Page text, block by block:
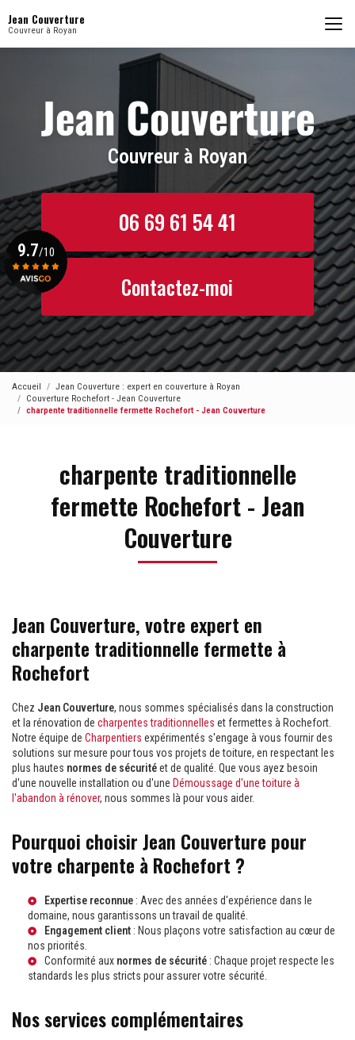
au
contenu
Jean Couverture
Couvreur à Royan
Couvreur à Royan
06 69 61 54 41
Contactez-moi
9.7/10
Voir le certificat
Accueil
Jean Couverture : expert en couverture à Royan
Couverture Rochefort - Jean Couverture
charpente traditionnelle fermette Rochefort - Jean Couverture
charpente traditionnelle
fermette Rochefort - Jean
Couverture
Jean Couverture, votre expert en
charpente traditionnelle fermette à
Rochefort
Chez Jean Couverture, nous sommes spécialisés dans la construction
et la rénovation de charpentes traditionnelles et fermettes à Rochefort.
Notre équipe de Charpentiers expérimentés s'engage à vous fournir des
solutions sur mesure pour tous vos projets de toiture, en respectant les
plus hautes normes de sécuritéet de qualité. Que vous ayez besoin
d'une nouvelle installation ou d'une Démoussage d'une toiture à
l'abandon à rénover, nous sommes là pour vous aider.
Pourquoi choisir Jean Couverture pour
votre charpente à Rochefort ?
Expertise reconnue : Avec des années d'expérience dans le
domaine, nous garantissons un travail de qualité.
Engagement client : Nous plaçons votre satisfaction au cœur de
nos priorités.
Conformité aux normes de sécurité : Chaque projet respecte les
standards les plus stricts pour assurer votre sécurité.
Nos services complémentaires